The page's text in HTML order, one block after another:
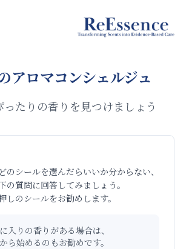
ReEssence
アロマコンシェルジュ
ったりの香りを見つけましょう
のシールを選んだらいいか分からない、
の質問に回答してみましょう。
しのシールをお勧めします。
入りの香りがある場合は、
ら始めるのもお勧めです。